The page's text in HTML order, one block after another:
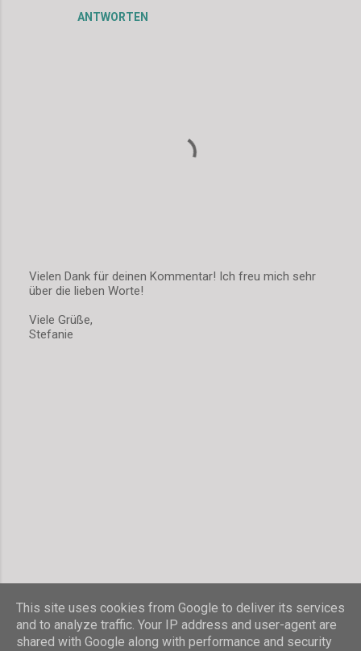
ANTWORTEN
K
m
m
c
e
n
Vielen Dank für deinen Kommentar! Ich freu mich sehr
über die lieben Worte!
Viele Grüße,
Stefanie
This site uses cookies from Google to deliver its services
and to analyze traffic. Your IP address and user-agent are
shared with Google along with performance and security